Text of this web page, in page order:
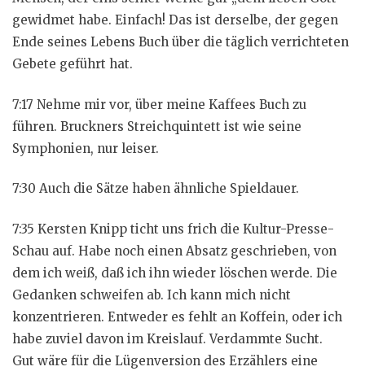
gewidmet habe. Einfach! Das ist derselbe, der gegen
Ende seines Lebens Buch über die täglich verrichteten
Gebete geführt hat.
7:17 Nehme mir vor, über meine Kaffees Buch zu
führen. Bruckners Streichquintett ist wie seine
Symphonien, nur leiser.
7:30 Auch die Sätze haben ähnliche Spieldauer.
7:35 Kersten Knipp ticht uns frich die Kultur-Presse-
Schau auf. Habe noch einen Absatz geschrieben, von
dem ich weiß, daß ich ihn wieder löschen werde. Die
Gedanken schweifen ab. Ich kann mich nicht
konzentrieren. Entweder es fehlt an Koffein, oder ich
habe zuviel davon im Kreislauf. Verdammte Sucht.
Gut wäre für die Lügenversion des Erzählers eine